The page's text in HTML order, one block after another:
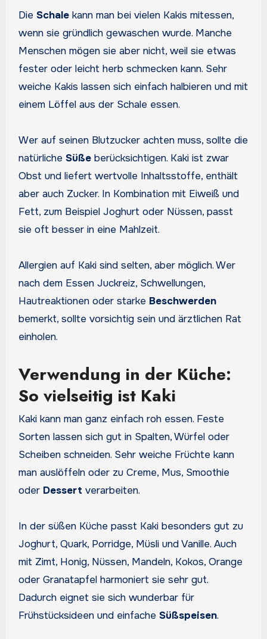
Die Schalekann man bei vielen Kakis mitessen,
wenn sie gründlich gewaschen wurde. Manche
Menschen mögen sie aber nicht, weil sie etwas
fester oder leicht herb schmecken kann. Sehr
weiche Kakis lassen sich einfach halbieren und mit
einem Löffel aus der Schale essen.
Wer auf seinen Blutzucker achten muss, sollte die
natürliche Süßeberücksichtigen. Kaki ist zwar
Obst und liefert wertvolle Inhaltsstoffe, enthält
aber auch Zucker. In Kombination mit Eiweiß und
Fett, zum Beispiel Joghurt oder Nüssen, passt
sie oft besser in eine Mahlzeit.
Allergien auf Kaki sind selten, aber möglich. Wer
nach dem Essen Juckreiz, Schwellungen,
Hautreaktionen oder starke Beschwerden
bemerkt, sollte vorsichtig sein und ärztlichen Rat
einholen.
Verwendung in der Küche:
So vielseitig ist Kaki
Kaki kann man ganz einfach roh essen. Feste
Sorten lassen sich gut in Spalten, Würfel oder
Scheiben schneiden. Sehr weiche Früchte kann
man auslöffeln oder zu Creme, Mus, Smoothie
oder Dessert verarbeiten.
In der süßen Küche passt Kaki besonders gut zu
Joghurt, Quark, Porridge, Müsli und Vanille. Auch
mit Zimt, Honig, Nüssen, Mandeln, Kokos, Orange
oder Granatapfel harmoniert sie sehr gut.
Dadurch eignet sie sich wunderbar für
Frühstücksideen und einfache Süßspeisen.